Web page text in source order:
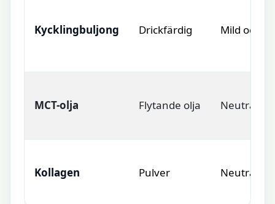
Kycklingbuljong Drickfärdig Mild och
MCT-olja Flytande olja Neutral
Kollagen Pulver Neutralt